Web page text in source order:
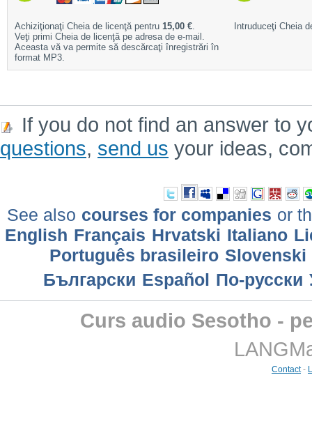
Achiziţionaţi Cheia de licenţă pentru 15,00 €.
Veţi primi Cheia de licenţă pe adresa de e-mail.
Aceasta vă va permite să descărcaţi înregistrări în
format MP3.
Intruduceţi Cheia
If you do not find an answer to
questions, send us your ideas,
See also courses for companies or
English Français Hrvatski Italiano
Português brasileiro Slovenski
Български Еspañol По-русски
Curs audio Sesotho -
Contact-